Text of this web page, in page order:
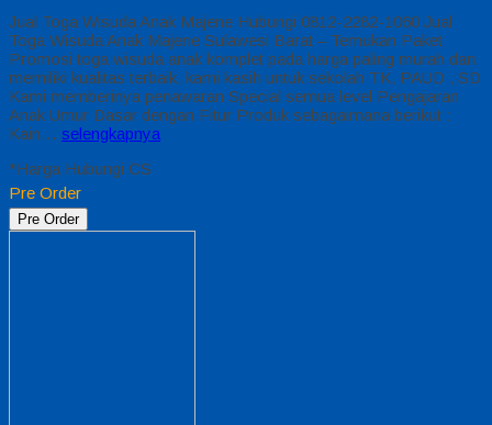
Jual Toga Wisuda Anak Majene Hubungi 0812-2282-1060 Jual
Toga Wisuda Anak Majene Sulawesi Barat – Temukan Paket
Promosi toga wisuda anak komplet pada harga paling murah dan
memiliki kualitas terbaik, kami kasih untuk sekolah TK, PAUD , SD
Kami memberinya penawaran Special semua level Pengajaran
Anak Umur Dasar dengan Fitur Produk sebagaimana berikut :
Kain… selengkapnya
*Harga Hubungi CS
Pre Order
Pre Order